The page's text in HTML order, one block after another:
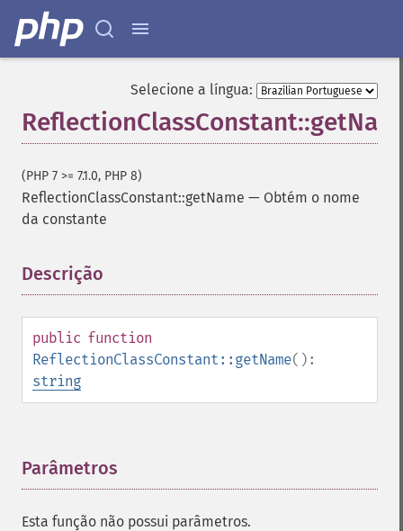
Selecione a língua:
(PHP 7 >= 7.1.0, PHP 8)
ReflectionClassConstant::getName — Obtém o nome
da constante
Descrição
public function
ReflectionClassConstant::getName():
string
Parâmetros
Esta função não possui parâmetros.